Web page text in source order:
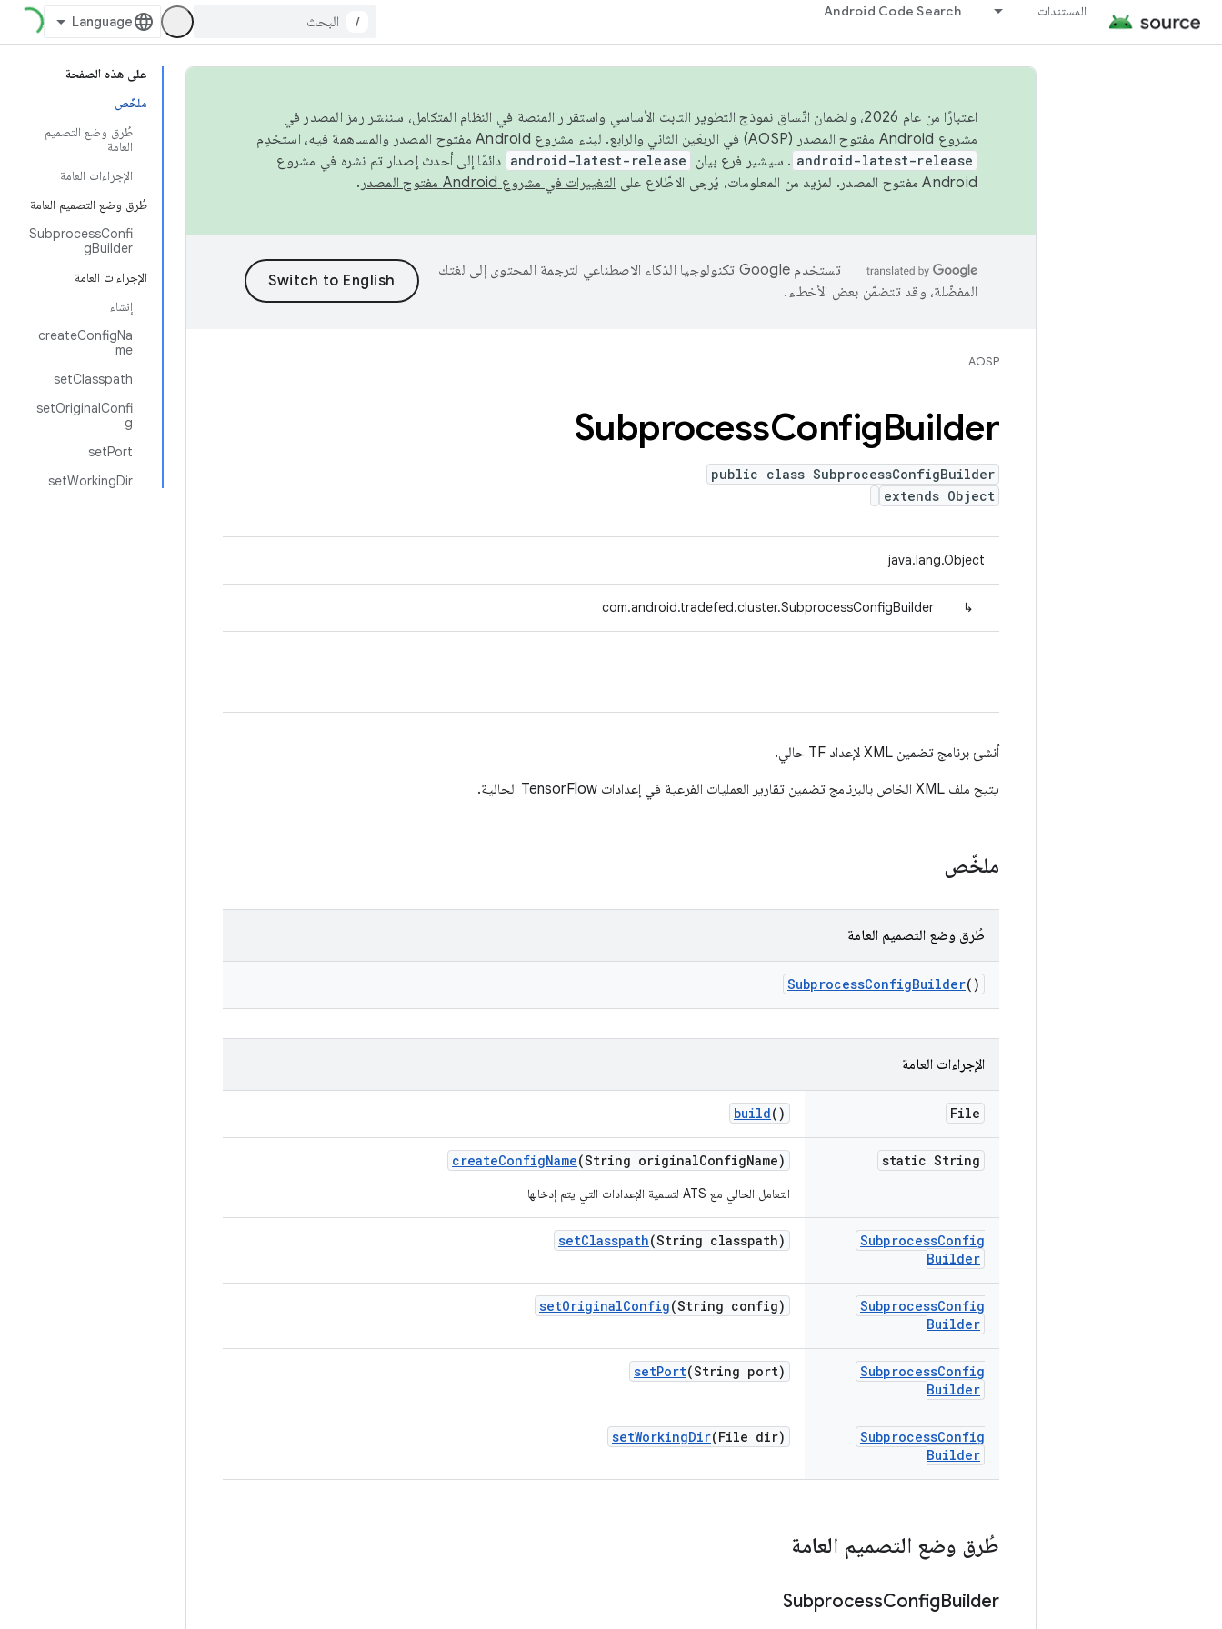
المستندات Android Code Search
/
على هذه الصفحة
ملخّص
طُرق وضع التصميم
العامة
الإجراءات العامة
طُرق وضع التصميم العامة
SubprocessConfi
gBuilder
الإجراءات العامة
إنشاء
createConfigNa
me
setClasspath
setOriginalConfi
g
setPort
setWorkingDir
اعتبارًا من عام 2026، ولضمان اتّساق نموذج التطوير الثابت الأساسي واستقرار المنصة في النظام المتكامل، سننشر رمز المصدر في
مشروع Android مفتوح المصدر (AOSP) في الربعَين الثاني والرابع. لبناء مشروع Android مفتوح المصدر والمساهمة فيه، استخدِم
android-latest-release . سيشير فرع بيان android-latest-release دائمًا إلى أحدث إصدار تم نشره في مشروع
Android مفتوح المصدر. لمزيد من المعلومات، يُرجى الاطّلاع على
التغييرات في مشروع Android مفتوح المصدر .
تستخدم Google تكنولوجيا الذكاء الاصطناعي لترجمة المحتوى إلى لغتك
المفضّلة، وقد تتضمّن بعض الأخطاء.
AOSP
SubprocessConfigBuilder
public class SubprocessConfigBuilder
extends Object
java.lang.Object
↳
com.android.tradefed.cluster.SubprocessConfigBuilder
أنشئ برنامج تضمين XML لإعداد TF حالي.
يتيح ملف XML الخاص بالبرنامج تضمين تقارير العمليات الفرعية في إعدادات TensorFlow الحالية.
ملخّص
طُرق وضع التصميم العامة
SubprocessConfigBuilder()
الإجراءات العامة
File
build()
static String
createConfigName(String originalConfigName)
التعامل الحالي مع ATS لتسمية الإعدادات التي يتم إدخالها
SubprocessConfig
Builder
setClasspath(String classpath)
SubprocessConfig
Builder
setOriginalConfig(String config)
SubprocessConfig
Builder
setPort(String port)
SubprocessConfig
Builder
setWorkingDir(File dir)
طُرق وضع التصميم العامة
SubprocessConfigBuilder